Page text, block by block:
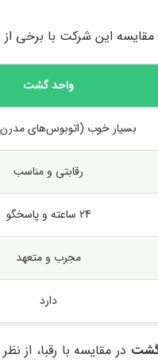
مقایسه این شرکت با برخی از
واحد گشت
بسیار خوب (اتوبوس‌های
رقابتی و مناسب
24 ساعته و پاسخگو
مجرب و متعهد
دارد
در مقایسه با رقبا، از